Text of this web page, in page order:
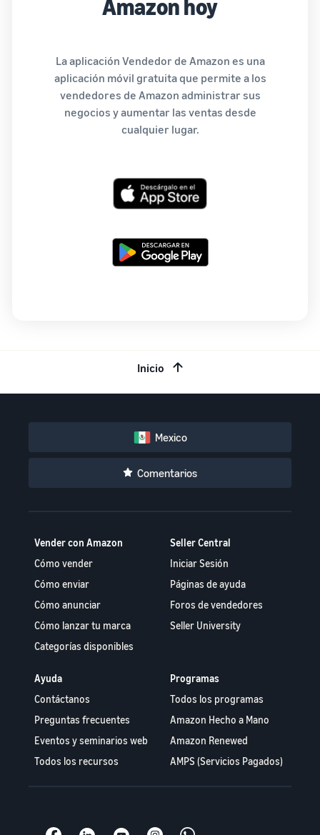
Amazon hoy
La aplicación Vendedor de Amazon es una
aplicación móvil gratuita que permite a los
vendedores de Amazon administrar sus
negocios y aumentar las ventas desde
cualquier lugar.
Inicio
Mexico
Comentarios
Vender con Amazon
Cómo vender
Cómo enviar
Cómo anunciar
Cómo lanzar tu marca
Categorías disponibles
Seller Central
Iniciar Sesión
Páginas de ayuda
Foros de vendedores
Seller University
Ayuda
Contáctanos
Preguntas frecuentes
Eventos y seminarios web
Todos los recursos
Programas
Todos los programas
Amazon Hecho a Mano
Amazon Renewed
AMPS (Servicios Pagados)